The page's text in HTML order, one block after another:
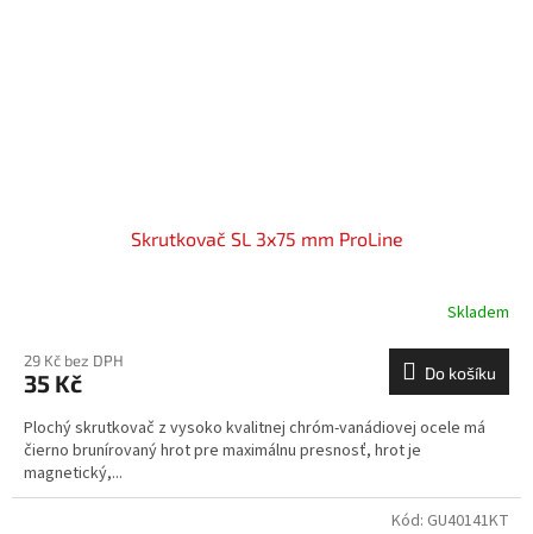
Skrutkovač SL 3x75 mm ProLine
Skladem
29 Kč bez DPH
35 Kč Do košíku
Plochý skrutkovač z vysoko kvalitnej chróm-vanádiovej ocele má
čierno brunírovaný hrot pre maximálnu presnosť, hrot je
magnetický,...
Kód: GU40141KT